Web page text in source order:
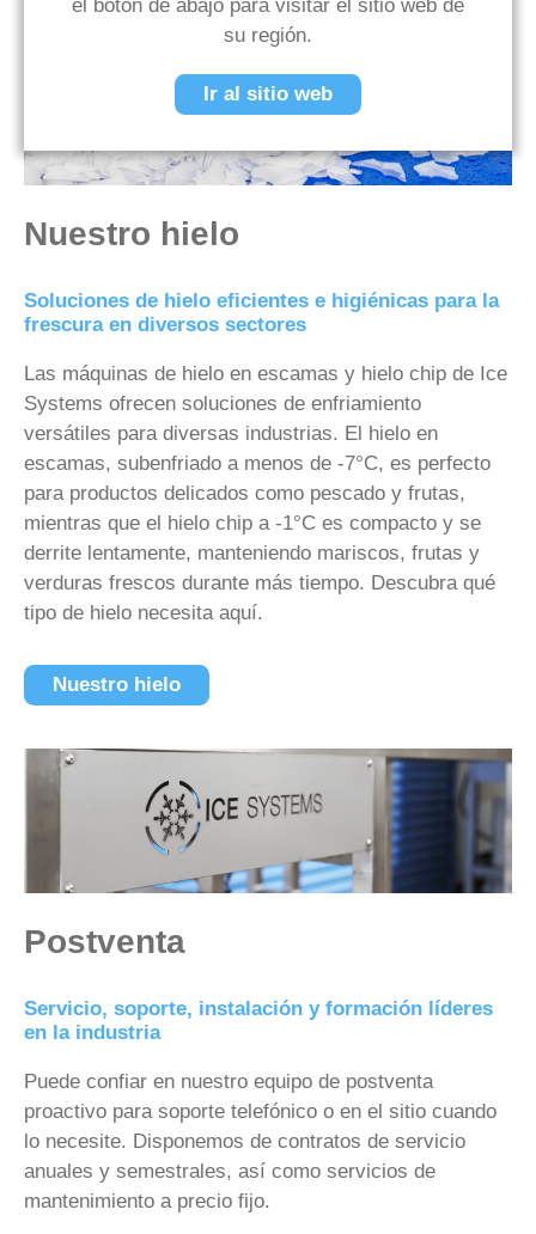
el botón de abajo para visitar el sitio web de
su región.
Ir al sitio web
Nuestro hielo
Soluciones de hielo eficientes e higiénicas para la
frescura en diversos sectores
Las máquinas de hielo en escamas y hielo chip de Ice
Systems ofrecen soluciones de enfriamiento
versátiles para diversas industrias. El hielo en
escamas, subenfriado a menos de -7°C, es perfecto
para productos delicados como pescado y frutas,
mientras que el hielo chip a -1°C es compacto y se
derrite lentamente, manteniendo mariscos, frutas y
verduras frescos durante más tiempo. Descubra qué
tipo de hielo necesita aquí.
Nuestro hielo
Postventa
Servicio, soporte, instalación y formación líderes
en la industria
Puede confiar en nuestro equipo de postventa
proactivo para soporte telefónico o en el sitio cuando
lo necesite. Disponemos de contratos de servicio
anuales y semestrales, así como servicios de
mantenimiento a precio fijo.